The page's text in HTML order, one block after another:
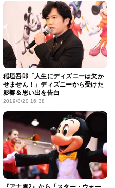
稲垣吾郎「人生にディズニーは欠か
せません！」ディズニーから受けた
影響＆思い出を告白
2019/8/20 16:38